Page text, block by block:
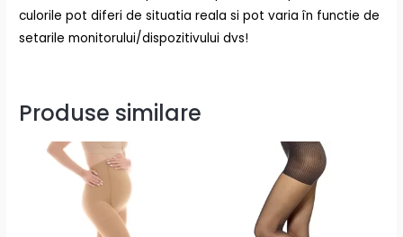
culorile pot diferi de situatia reala si pot varia în functie de
setarile monitorului/dispozitivului dvs!
Produse similare